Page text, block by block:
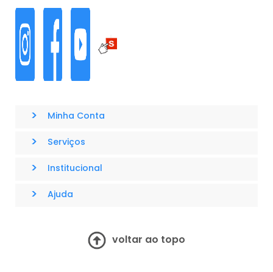
> Minha Conta
> Serviços
> Institucional
> Ajuda
voltar ao topo